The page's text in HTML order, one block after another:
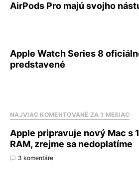
AirPods Pro majú svojho
Apple Watch Series 8
predstavené
NAJVIAC KOMENTOVANÉ ZA 1 MESIAC
Apple pripravuje nový Mac s
RAM, zrejme sa nedoplatíme
3 komentáre